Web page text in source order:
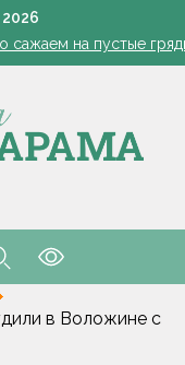
2026
14-летний мальчик
сажаем на пустые
на сжиженные
SpaceX врезался в
14-летний мальчик
в Воложине c